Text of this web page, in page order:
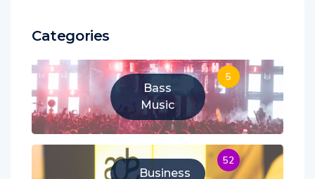
Bass
Music
5
52